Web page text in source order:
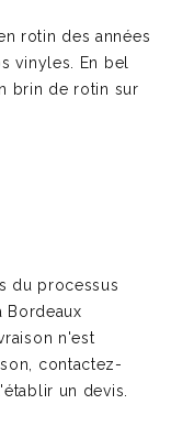
rotin des années
vinyles. En bel
brin de rotin sur
du processus
Bordeaux
n'est
contactez-
un devis.